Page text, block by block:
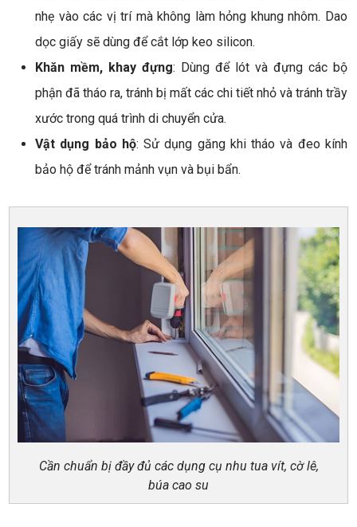
nhẹ vào các vị trí mà không làm hỏng khung nhôm. Dao
dọc giấy sẽ dùng để cắt lớp keo silicon.
Khăn mềm, khay đựng: Dùng để lót và đựng các bộ
phận đã tháo ra, tránh bị mất các chi tiết nhỏ và tránh trầy
xước trong quá trình di chuyển cửa.
Vật dụng bảo hộ: Sử dụng găng khi tháo và đeo kính
bảo hộ để tránh mảnh vụn và bụi bẩn.
Cần chuẩn bị đầy đủ các dụng cụ nhu tua vít, cờ lê,
búa cao su